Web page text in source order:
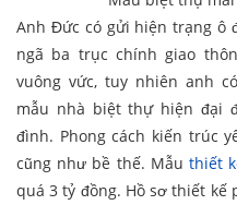
Anh Đức có gửi hiện trạng ô
ngã ba trục chính giao
vuông vức, tuy nhiên anh
mẫu nhà biệt thự hiện đại
đình. Phong cách kiến trúc
cũng như bề thế. Mẫuthiết
quá 3 tỷ đồng. Hồ sơ thiết